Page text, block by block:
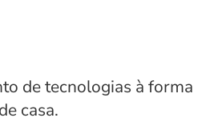
de tecnologias à forma
casa.